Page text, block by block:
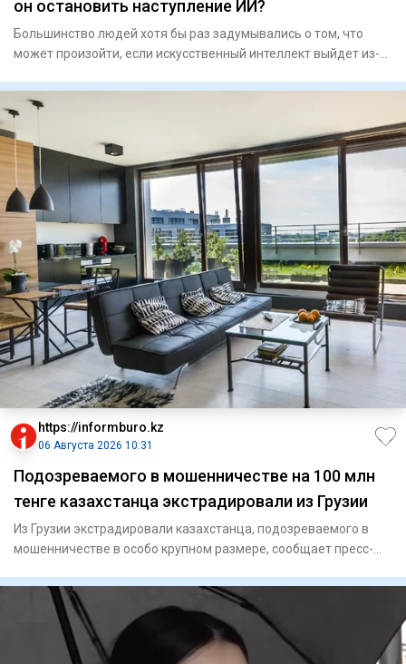
он остановить наступление ИИ?
Большинство людей хотя бы раз задумывались о том, что
может произойти, если искусственный интеллект выйдет из-
https://informburo.kz
06 Августа 2026 10:31
Подозреваемого в мошенничестве на 100 млн
тенге казахстанца экстрадировали из Грузии
Из Грузии экстрадировали казахстанца, подозреваемого в
мошенничестве в особо крупном размере, сообщает пресс-